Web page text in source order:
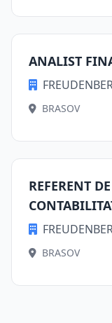
ANALIST
BRASOV
REFERENT
BRASOV